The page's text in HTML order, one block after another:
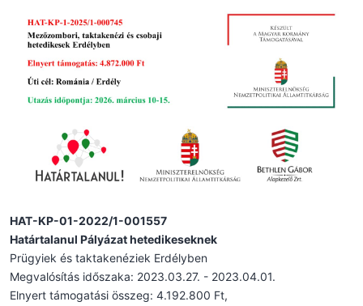
HAT-KP-01-2022/1-001557
Határtalanul Pályázat hetedikeseknek
Prügyiek és taktakenéziek Erdélyben
Megvalósítás időszaka: 2023.03.27. - 2023.04.01.
Elnyert támogatási összeg: 4.192.800 Ft,